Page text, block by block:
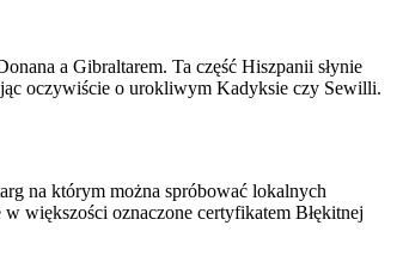
a Gibraltarem. Ta część Hiszpanii słynie
oczywiście o urokliwym Kadyksie czy Sewilli.
na którym można spróbować lokalnych
większości oznaczone certyfikatem Błękitnej